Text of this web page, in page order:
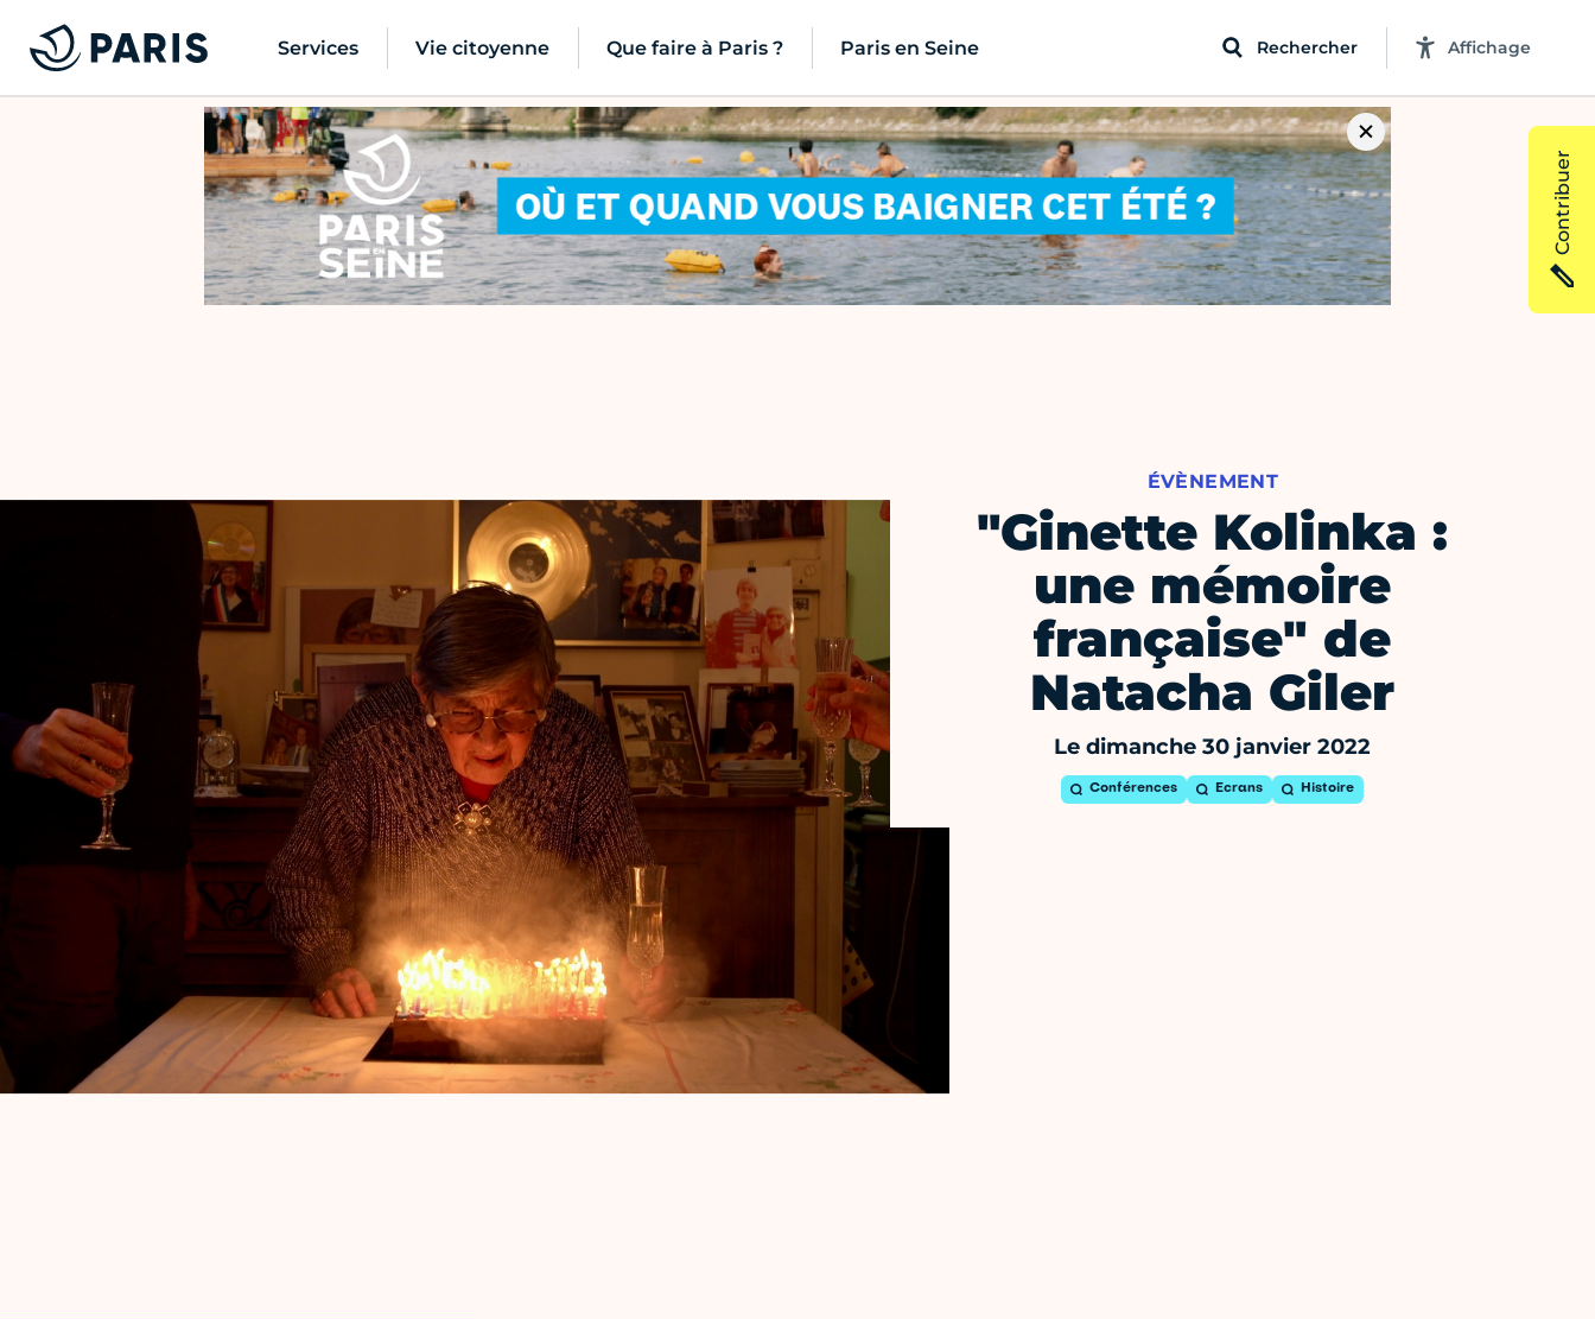
Services Vie citoyenne Que faire à Paris ? Paris en Seine Rechercher Affichage
ÉVÈNEMENT
"Ginette Kolinka :
une mémoire
française" de
Natacha Giler
Le dimanche 30 janvier 2022
Conférences Ecrans Histoire
Contribuer